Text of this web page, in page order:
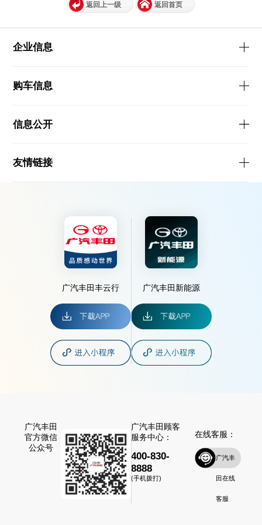
返回上一级 返回首页
企业信息
购车信息
信息公开
友情链接
广汽丰田丰云行 广汽丰田新能源
广汽丰田
官方微信
公众号
广汽丰田顾客
服务中心：
400-830-
8888
(手机拨打)
在线客服：
广汽丰
田在线
客服